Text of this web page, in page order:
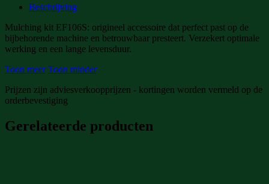
Beschrijving
Mulching kit EF106S: origineel accessoire dat perfect past op de
bijbehorende machine en betrouwbaar presteert. Verzekert optimale
werking en een lange levensduur.
Toon meer Toon minder
Prijzen zijn adviesverkoopprijzen - kortingen worden vermeld op de
orderbevestiging
Gerelateerde producten